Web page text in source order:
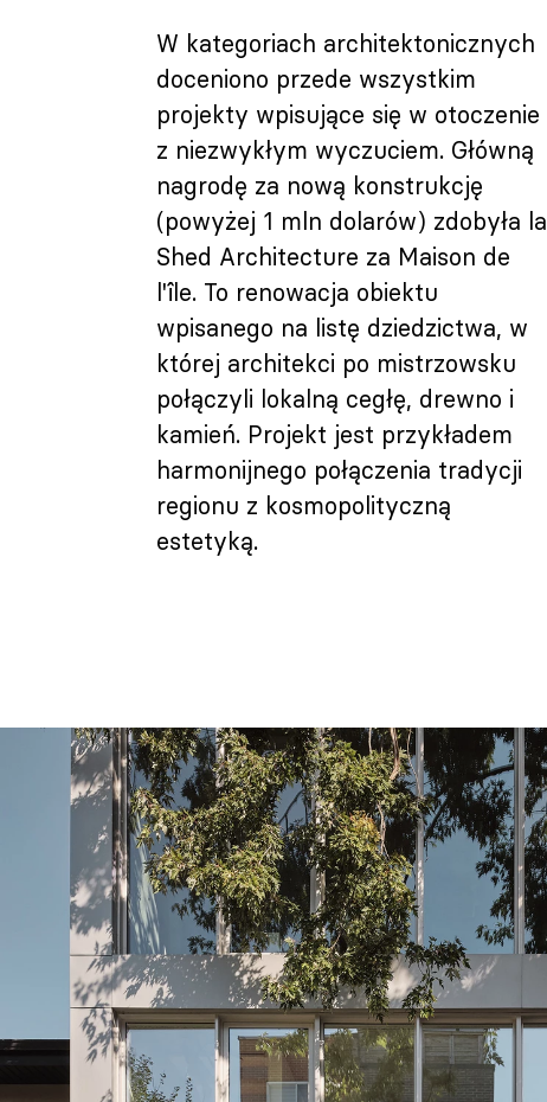
W kategoriach architektonicznych
doceniono przede wszystkim
projekty wpisujące się w otoczenie
z niezwykłym wyczuciem. Główną
nagrodę za nową konstrukcję
(powyżej 1 mln dolarów) zdobyła la
Shed Architecture za Maison de
l'île. To renowacja obiektu
wpisanego na listę dziedzictwa, w
której architekci po mistrzowsku
połączyli lokalną cegłę, drewno i
kamień. Projekt jest przykładem
harmonijnego połączenia tradycji
regionu z kosmopolityczną
estetyką.